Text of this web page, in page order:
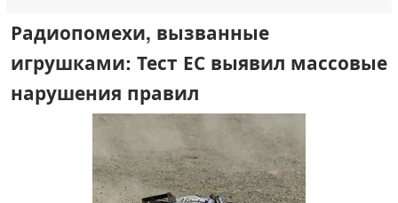
Радиопомехи, вызванные
игрушками: Тест ЕС выявил массовые
нарушения правил